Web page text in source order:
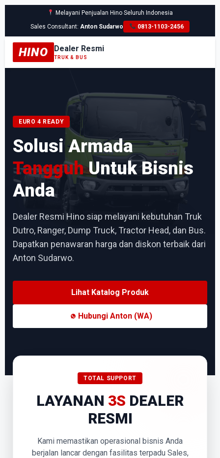
Melayani Penjualan Hino Seluruh Indonesia
Sales Consultant:Anton Sudarwo 0813-1103-2456
HINO Dealer Resmi
TRUK & BUS
EURO 4 READY
Solusi Armada
TangguhUntuk Bisnis
Anda
Dealer Resmi Hino siap melayani kebutuhan Truk
Dutro, Ranger, Dump Truck, Tractor Head, dan Bus.
Dapatkan penawaran harga dan diskon terbaik dari
Anton Sudarwo.
Lihat Katalog Produk
Hubungi Anton (WA)
TOTAL SUPPORT
LAYANAN 3S DEALER
RESMI
Kami memastikan operasional bisnis Anda
berjalan lancar dengan fasilitas terpadu Sales,